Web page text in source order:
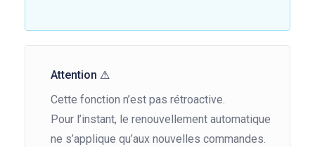
Attention ⚠
Cette fonction n’est pas rétroactive.
Pour l’instant, le renouvellement automatique
ne s’applique qu’aux nouvelles commandes.